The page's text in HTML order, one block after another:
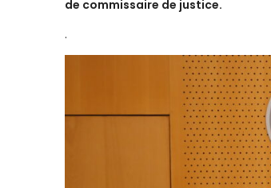
de commissaire de justice.
.